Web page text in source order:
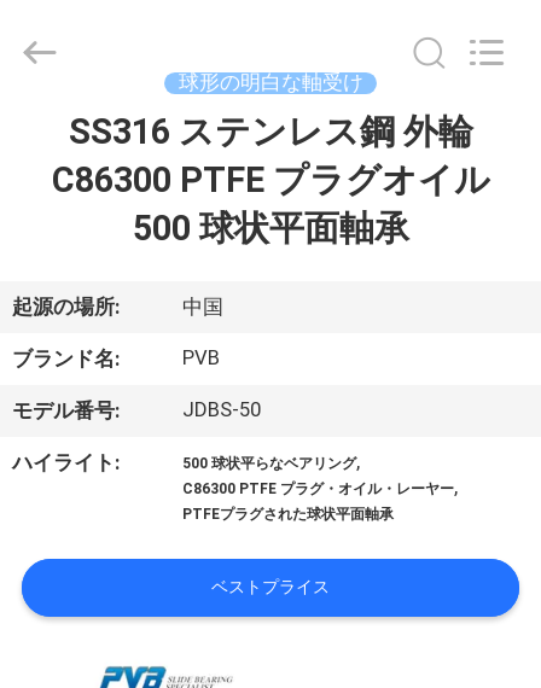
品
ビ
VR
シ
2026
Jiashan
Reserved.
球形の明白な軸受け
SS316 ステンレス鋼 外輪
C86300 PTFE プラグオイル
500 球状平面軸承
起源の場所: 中国
ブランド名: PVB
モデル番号: JDBS-50
ハイライト: 500 球状平らなベアリング,
C86300 PTFE プラグ・オイル・レーヤー,
PTFEプラグされた球状平面軸承
ベストプライス